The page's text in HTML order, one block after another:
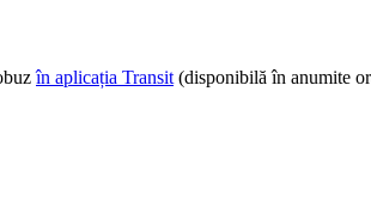
în aplicația Transit (disponibilă în anumite